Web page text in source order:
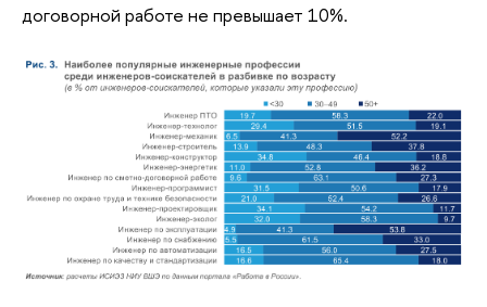
договорной работе не превышает 10%.